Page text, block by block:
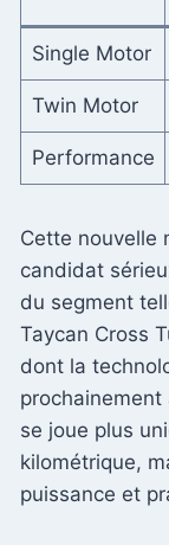
Single Motor
Twin Motor
Performance
Cette nouvelle
candidat
du segment
Taycan Cross
dont la
se joue plus
kilométrique,
puissance et